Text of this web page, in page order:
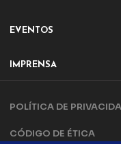
QUEM SOMOS
DIRETORIA E CONSELHO
PARCERIAS
POLÍTICA DA QUALIDADE
EVENTOS
EVENTOS ONLINE
IMPRENSA
CONTATO
POLÍTICA DE
CÓDIGO DE ÉTICA